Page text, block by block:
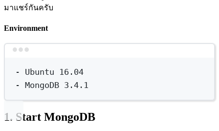
มาแชร์กันครับ
Environment
- Ubuntu
16.04
-
MongoDB 3.4.1
1. Start MongoDB